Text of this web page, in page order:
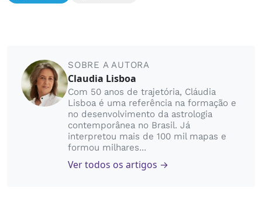
SOBRE A AUTORA
Claudia Lisboa
Com 50 anos de trajetória, Cláudia
Lisboa é uma referência na formação e
no desenvolvimento da astrologia
contemporânea no Brasil. Já
interpretou mais de 100 mil mapas e
formou milhares...
Ver todos os artigos →